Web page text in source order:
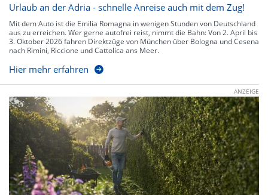
Urlaub an der Adria - schnelle Anreise auch mit dem Zug!
Mit dem Auto ist die Emilia Romagna in wenigen Stunden von Deutschland
aus zu erreichen. Wer gerne autofrei reist, nimmt die Bahn: Von 2. April bis
3. Oktober 2026 fahren Direktzüge von München über Bologna und Cesena
nach Rimini, Riccione und Cattolica ans Meer.
Hier mehr erfahren
ANZEIGE